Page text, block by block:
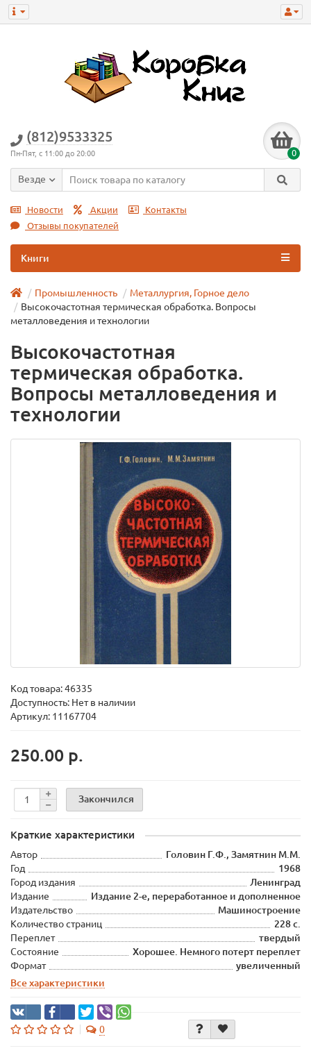
(812)9533325
Пн-Пят, с 11:00 до 20:00 0
Везде
Новости Акции
Контакты
Отзывы покупателей
Книги
Промышленность
Металлургия, Горное дело
Высокочастотная термическая обработка. Вопросы
металловедения и технологии
Высокочастотная
термическая обработка.
Вопросы металловедения и
технологии
Код товара:46335
Доступность: Нет в наличии
Артикул: 11167704
250.00 р.
Закончился
Краткие характеристики
Автор
Головин Г.Ф., Замятнин М.М.
Год
1968
Город издания
Ленинград
Издание
Издание 2-е, переработанное и дополненное
Издательство
Машиностроение
Количество страниц
228 с.
Переплет
твердый
Состояние
Хорошее. Немного потерт переплет
Формат
увеличенный
Все характеристики
0